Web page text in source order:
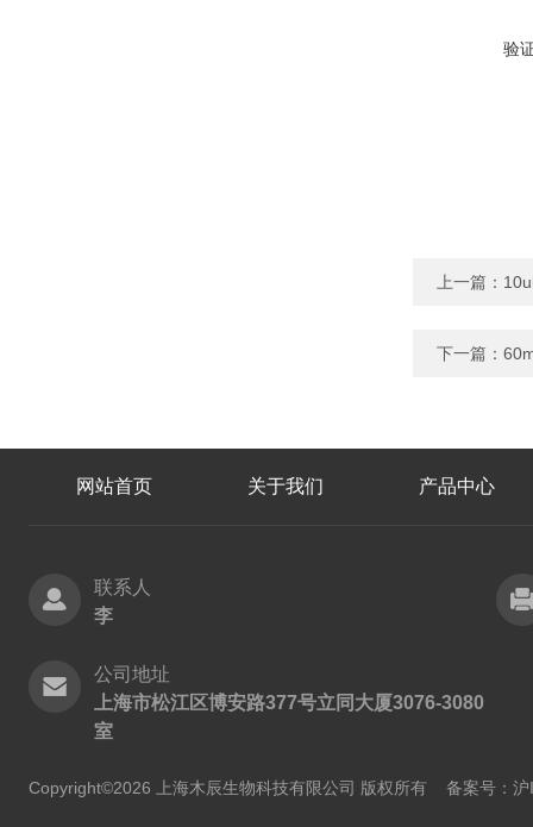
验
上一篇：
下一篇：
网站首页 关于我们 产品中心
联系人
李
公司地址
上海市松江区博安路377号立同大厦3076-3080
室
Copyright©2026 上海木辰生物科技有限公司 版权所有 备案号：